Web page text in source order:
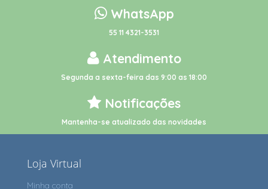
WhatsApp
55 11 4321-3531
Atendimento
Segunda a sexta-feira das 9:00 as 18:00
Notificações
Mantenha-se atualizado das novidades
Loja Virtual
Minha conta